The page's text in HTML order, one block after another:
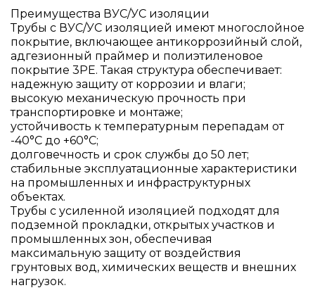
Преимущества ВУС/УС изоляции
Трубы с ВУС/УС изоляцией имеют многослойное
покрытие, включающее антикоррозийный слой,
адгезионный праймер и полиэтиленовое
покрытие 3PE. Такая структура обеспечивает:
надежную защиту от коррозии и влаги;
высокую механическую прочность при
транспортировке и монтаже;
устойчивость к температурным перепадам от
-40°C до +60°C;
долговечность и срок службы до 50 лет;
стабильные эксплуатационные характеристики
на промышленных и инфраструктурных
объектах.
Трубы с усиленной изоляцией подходят для
подземной прокладки, открытых участков и
промышленных зон, обеспечивая
максимальную защиту от воздействия
грунтовых вод, химических веществ и внешних
нагрузок.